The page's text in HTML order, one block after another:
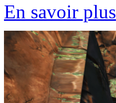
En savoir plus